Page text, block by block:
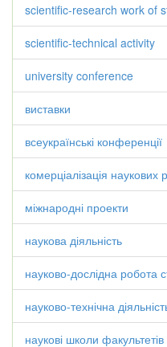
scientific-research work of
scientific-technical activity
university conference
виставки
всеукраїнські конференції
комерціалізація наукових
міжнародні проекти
наукова діяльність
науково-дослідна робота
науково-технічна
наукові школи факультетів